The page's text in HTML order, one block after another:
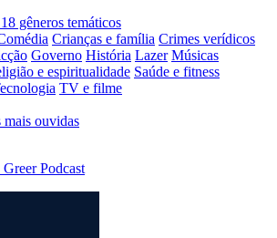
18 gêneros temáticos
Crianças e família Crimes verídicos
Governo História Lazer Músicas
e espiritualidade Saúde e fitness
TV e filme
mais ouvidas
Podcast